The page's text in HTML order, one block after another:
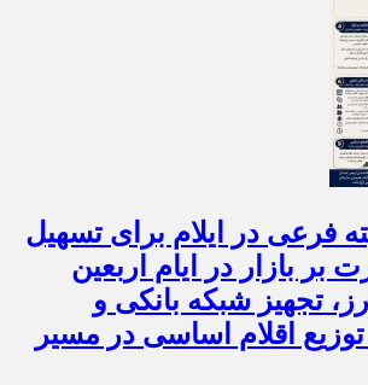
۹ کمیته فرعی در ایلام برای تسهیل
بازار در ایام اربعین
ارز، تجهیز شبکه بانکی و
اقلام اساسی در مسیر